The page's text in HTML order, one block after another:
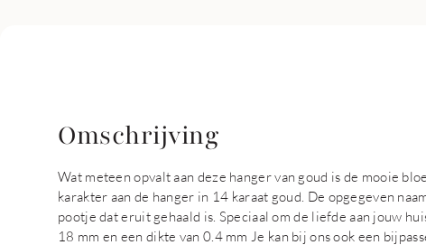
Omschrijving
Wat meteen opvalt aan deze hanger van goud is de mooie
karakter aan de hanger in 14 karaat goud. De opgegeven
pootje dat eruit gehaald is. Speciaal om de liefde aan jouw
18 mm en een dikte van 0.4 mm Je kan bij ons ook een